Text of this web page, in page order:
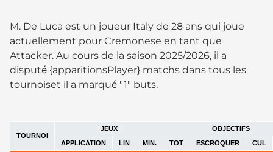
M. De Luca est un joueur Italy de 28 ans qui joue
actuellement pour Cremonese en tant que
Attacker. Au cours de la saison 2025/2026, il a
disputé {apparitionsPlayer} matchs dans tous les
tournoiset il a marqué "1" buts.
TOURNOI
JEUX
OBJECTIFS
APPLICATION
LIN MIN. TOT ESCROQUER
CUL